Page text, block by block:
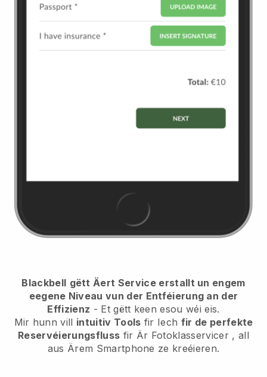
Blackbell gëtt Äert Service erstallt un engem
eegene Niveau vun der Entféierung an der
Effizienz - Et gëtt keen esou wéi eis.
Mir hunn vill intuitiv Tools fir Iech fir de perfekte
Reservéierungsfluss fir Är Fotoklasservicer, all
aus Ärem Smartphone ze kreéieren.